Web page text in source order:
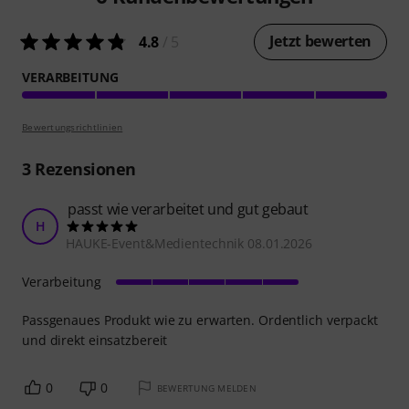
4.8 Jetzt bewerten
VERARBEITUNG
Bewertungsrichtlinien
3Rezensionen
H
passt wie verarbeitet und gut gebaut
HAUKE-Event&Medientechnik 08.01.2026
Passgenaues Produkt wie zu erwarten. Ordentlich verpackt
und direkt einsatzbereit
Verarbeitung
0 0 BEWERTUNG MELDEN